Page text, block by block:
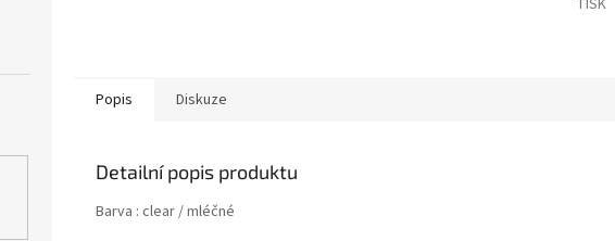
TISK
Popis Diskuze
Detailní popis produktu
Barva : clear / mléčné